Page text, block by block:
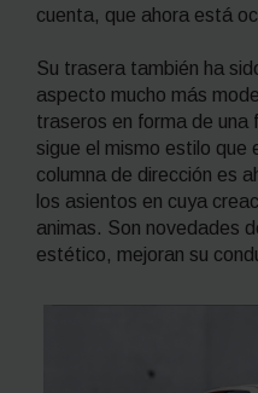
cuenta, que ahora está
Su trasera también ha
aspecto mucho más
traseros en forma de una
sigue el mismo estilo que
columna de dirección es
los asientos en cuya
animas. Son novedades
estético, mejoran su